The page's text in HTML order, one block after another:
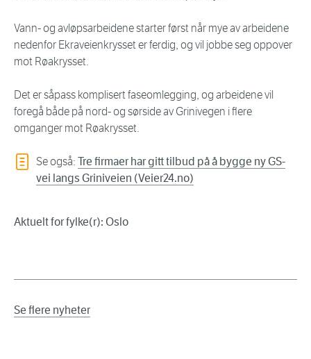
Vann- og avløpsarbeidene starter først når mye av arbeidene
nedenfor Ekraveienkrysset er ferdig, og vil jobbe seg oppover
mot Røakrysset.
Det er såpass komplisert faseomlegging, og arbeidene vil
foregå både på nord- og sørside av Grinivegen i flere
omganger mot Røakrysset.
Se også: Tre firmaer har gitt tilbud på å bygge ny GS-
vei langs Griniveien (Veier24.no)
Aktuelt for fylke(r): Oslo
Se flere nyheter